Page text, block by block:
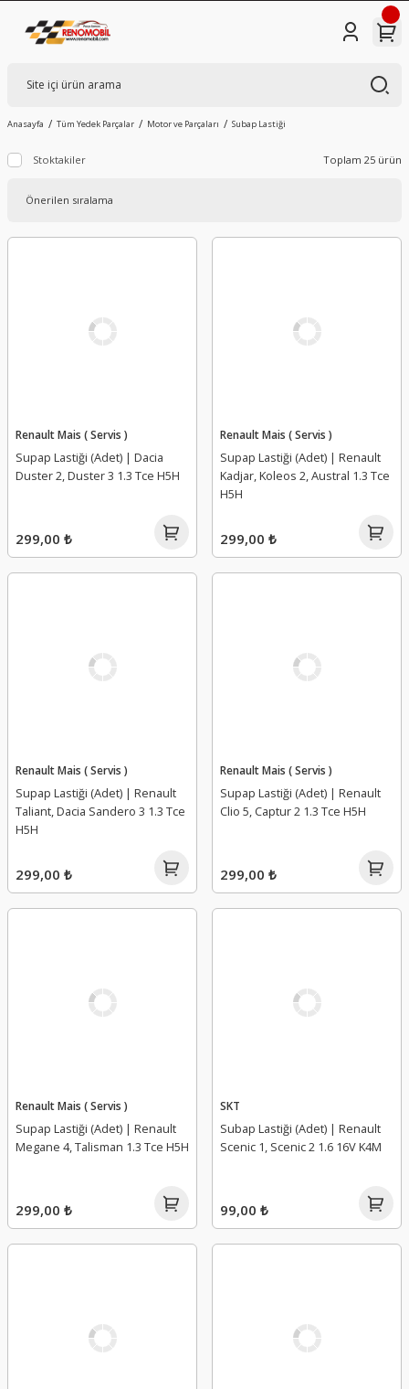
Anasayfa Tüm Yedek Parçalar Motor ve Parçaları Subap Lastiği
Stoktakiler Toplam 25 ürün
Renault Mais ( Servis )
Supap Lastiği (Adet) | Dacia
Duster 2, Duster 3 1.3 Tce H5H
299,00 ₺
Renault Mais ( Servis )
Supap Lastiği (Adet) | Renault
Kadjar, Koleos 2, Austral 1.3 Tce
H5H
299,00 ₺
Renault Mais ( Servis )
Supap Lastiği (Adet) | Renault
Taliant, Dacia Sandero 3 1.3 Tce
H5H
299,00 ₺
Renault Mais ( Servis )
Supap Lastiği (Adet) | Renault
Clio 5, Captur 2 1.3 Tce H5H
299,00 ₺
Renault Mais ( Servis )
Supap Lastiği (Adet) | Renault
Megane 4, Talisman 1.3 Tce H5H
299,00 ₺
SKT
Subap Lastiği (Adet) | Renault
Scenic 1, Scenic 2 1.6 16V K4M
99,00 ₺